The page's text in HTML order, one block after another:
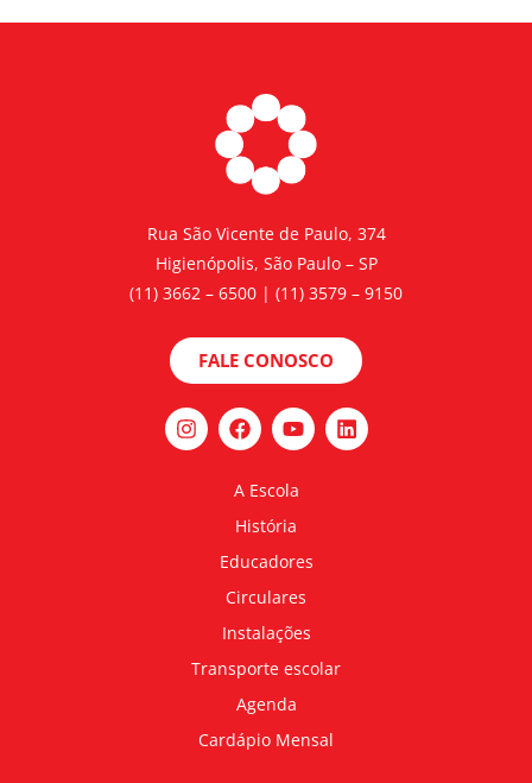
Rua São Vicente de Paulo, 374
Higienópolis, São Paulo – SP
(11) 3662 – 6500 | (11) 3579 – 9150
FALE CONOSCO
A Escola
História
Educadores
Circulares
Instalações
Transporte escolar
Agenda
Cardápio Mensal